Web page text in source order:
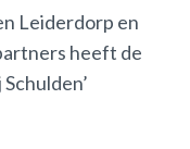
Leiderdorp en
heeft de